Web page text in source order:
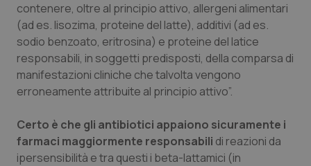
Psoriasi & pelle
Quotidiano Cardiologia
Quotidiano Chirurgia
Quotidiano Oncologia
Quotidiano Pediatria
contenere, oltre al principio attivo, allergeni alimentari
(ad es. lisozima, proteine del latte), additivi (ad es.
sodio benzoato, eritrosina) e proteine del latice
responsabili, in soggetti predisposti, della comparsa di
manifestazioni cliniche che talvolta vengono
erroneamente attribuite al principio attivo”.
Certo è che gli antibiotici appaiono sicuramente i
farmaci maggiormente responsabili di reazioni da
ipersensibilità e tra questi i beta-lattamici (in